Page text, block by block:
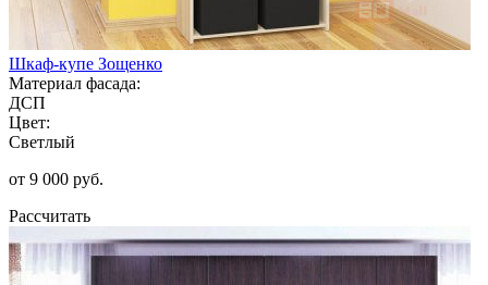
Шкаф-купе Зощенко
Материал фасада:
ДСП
Цвет:
Светлый
от 9 000 руб.
Рассчитать